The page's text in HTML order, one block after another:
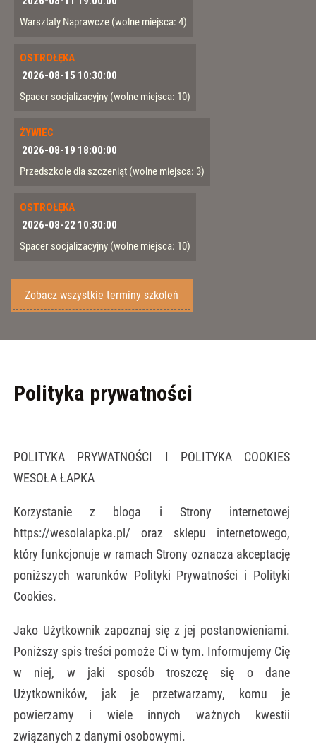
Warsztaty Naprawcze (wolne miejsca: 4)
OSTROŁĘKA
2026-08-15 10:30:00
Spacer socjalizacyjny (wolne miejsca: 10)
ŻYWIEC
2026-08-19 18:00:00
Przedszkole dla szczeniąt (wolne miejsca: 3)
OSTROŁĘKA
2026-08-22 10:30:00
Spacer socjalizacyjny (wolne miejsca: 10)
Zobacz wszystkie terminy szkoleń
Polityka prywatności
POLITYKA PRYWATNOŚCI I POLITYKA COOKIES
WESOŁA ŁAPKA
Korzystanie z bloga i Strony internetowej
https://wesolalapka.pl/ oraz sklepu internetowego,
który funkcjonuje w ramach Strony oznacza akceptację
poniższych warunków Polityki Prywatności i Polityki
Cookies.
Jako Użytkownik zapoznaj się z jej postanowieniami.
Poniższy spis treści pomoże Ci w tym. Informujemy Cię
w niej, w jaki sposób troszczę się o dane
Użytkowników, jak je przetwarzamy, komu je
powierzamy i wiele innych ważnych kwestii
związanych z danymi osobowymi.